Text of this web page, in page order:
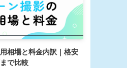
相場と料金内訳｜格安
で比較